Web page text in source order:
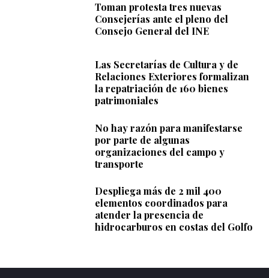
Toman protesta tres nuevas
Consejerías ante el pleno del
Consejo General del INE
Las Secretarías de Cultura y de
Relaciones Exteriores formalizan
la repatriación de 160 bienes
patrimoniales
No hay razón para manifestarse
por parte de algunas
organizaciones del campo y
transporte
Despliega más de 2 mil 400
elementos coordinados para
atender la presencia de
hidrocarburos en costas del Golfo